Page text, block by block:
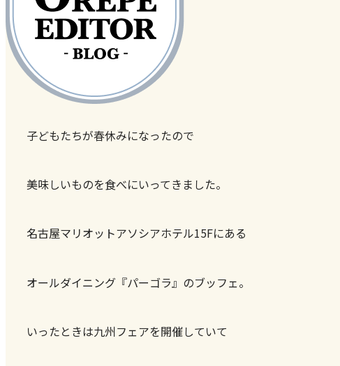
ご当地＆おでかけネタ
子どもたちが春休みになったので
美味しいものを食べにいってきました。
名古屋マリオットアソシアホテル15Fにある
オールダイニング『パーゴラ』のブッフェ。
いったときは九州フェアを開催していて